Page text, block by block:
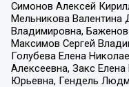
Симонов Алексей
Мельникова Валентина
Владимировна,
Максимов Сергей
Голубева Елена
Алексеевна, Закс
Юрьевна, Гендель